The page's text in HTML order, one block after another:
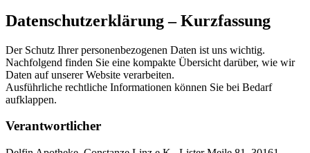
Datenschutzerklärung – Kurzfassung
Der Schutz Ihrer personenbezogenen Daten ist uns wichtig.
Nachfolgend finden Sie eine kompakte Übersicht darüber, wie wir
Daten auf unserer Website verarbeiten.
Ausführliche rechtliche Informationen können Sie bei Bedarf
aufklappen.
Verantwortlicher